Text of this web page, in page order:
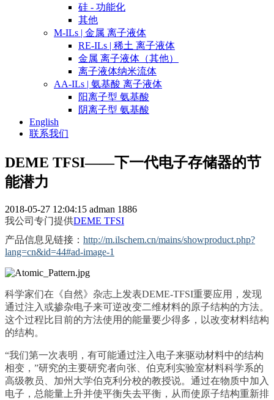
硅 - 功能化
其他
M-ILs | 金属 离子液体
RE-ILs | 稀土 离子液体
金属 离子液体（其他）
离子液体纳米流体
AA-ILs | 氨基酸 离子液体
阳离子型 氨基酸
阴离子型 氨基酸
English
联系我们
DEME TFSI——下一代电子存储器的节
能潜力
2018-05-27 12:04:15 adman 1886
我公司专门提供DEME TFSI
产品信息见链接： http://m.ilschem.cn/mains/showproduct.php?
lang=cn&id=44#ad-image-1
科学家们在《自然》杂志上发表DEME-TFSI重要应用，发现
通过注入或掺杂电子来可逆改变二维材料的原子结构的方法。
这个过程比目前的方法使用的能量要少得多，以改变材料结构
的结构。
“我们第一次表明，有可能通过注入电子来驱动材料中的结构
相变，”研究的主要研究者向张、伯克利实验室材料科学系的
高级教员、加州大学伯克利分校的教授说。通过在物质中加入
电子，总能量上升并使平衡失去平衡，从而使原子结构重新排